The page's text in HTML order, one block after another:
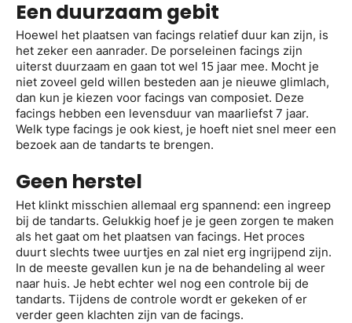
Een duurzaam gebit
Hoewel het plaatsen van facings relatief duur kan zijn, is
het zeker een aanrader. De porseleinen facings zijn
uiterst duurzaam en gaan tot wel 15 jaar mee. Mocht je
niet zoveel geld willen besteden aan je nieuwe glimlach,
dan kun je kiezen voor facings van composiet. Deze
facings hebben een levensduur van maarliefst 7 jaar.
Welk type facings je ook kiest, je hoeft niet snel meer een
bezoek aan de tandarts te brengen.
Geen herstel
Het klinkt misschien allemaal erg spannend: een ingreep
bij de tandarts. Gelukkig hoef je je geen zorgen te maken
als het gaat om het plaatsen van facings. Het proces
duurt slechts twee uurtjes en zal niet erg ingrijpend zijn.
In de meeste gevallen kun je na de behandeling al weer
naar huis. Je hebt echter wel nog een controle bij de
tandarts. Tijdens de controle wordt er gekeken of er
verder geen klachten zijn van de facings.